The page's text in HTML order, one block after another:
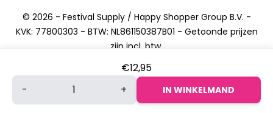
€12,95
Vuurwerk
- + IN WINKELMAND
© 2026 - Festival Supply / Happy Shopper Group B.V. -
KVK: 77800303 - BTW: NL861150387B01 - Getoonde prijzen
zijn incl. btw.